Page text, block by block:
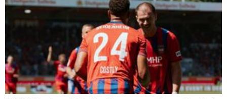
როგორ ჩავიცვათ 40 წლის
შემდეგ: მილიონერების
სტილისტის 8 ოქროს წესი და
აუცილებელი სამოსი
მსოფლიო